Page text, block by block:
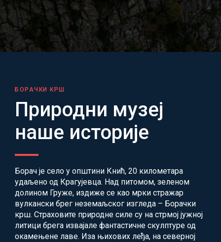
БОРАЧКИ КРШ
Природни музеј
наше историје
Борач је село у општини Кнић, 20 километара
удаљено од Крагујевца. Над питомом, зеленом
долином Груже, издиже се као мрки стражар
вулкански брег неземаљског изгледа – Борачки
крш. Страховите природне силе су на стрмој јужној
литици брега извајале фантастичне скулптуре од
окамењене лаве. Иза њихових леђа, на северној